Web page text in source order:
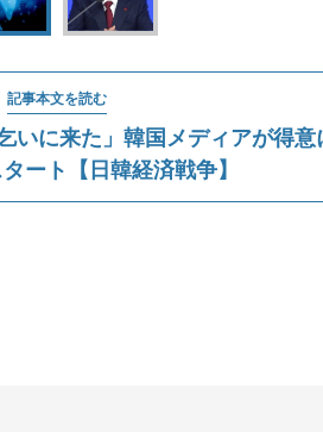
記事本文を読む
いに来た」韓国メディアが得
ート【日韓経済戦争】